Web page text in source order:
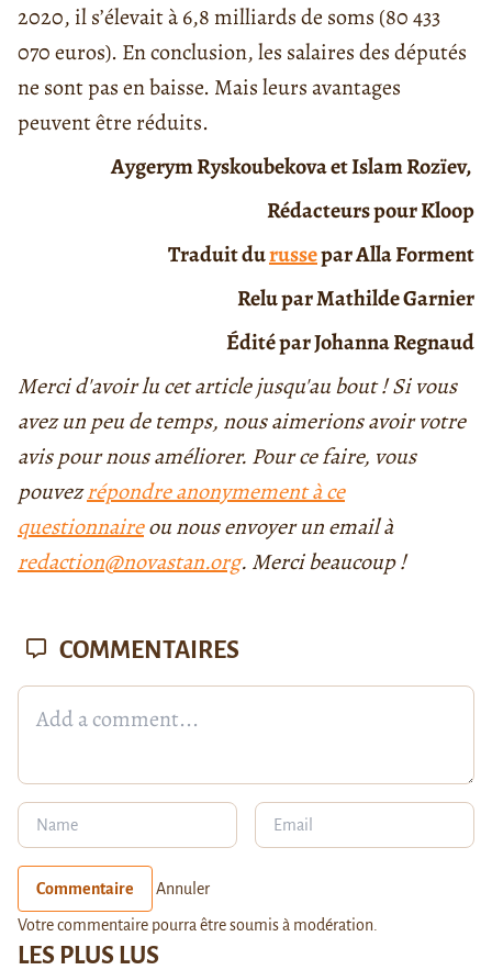
2020, il s’élevait à 6,8 milliards de soms (80 433
070 euros). En conclusion, les salaires des députés
ne sont pas en baisse. Mais leurs avantages
peuvent être réduits.
Aygerym Ryskoubekova et Islam Rozïev,
Rédacteurs pour Kloop
Traduit durussepar Alla Forment
Relu par Mathilde Garnier
Édité par Johanna Regnaud
Merci d'avoir lu cet article jusqu'au bout ! Si vous
avez un peu de temps, nous aimerions avoir votre
avis pour nous améliorer. Pour ce faire, vous
pouvezrépondre anonymement à ce
questionnaireou nous envoyer un email à
redaction@novastan.org. Merci beaucoup !
LES PLUS LUS
COMMENTAIRES
Commentaire Annuler
Votre commentaire pourra être soumis à modération.